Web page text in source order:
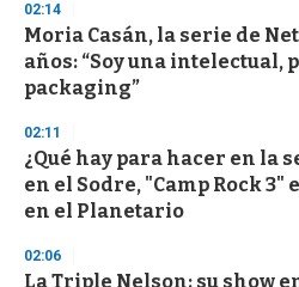
d
s
o
f
3
s
c
o
n
02:14
Moria Casán, la serie de
años: “Soy una intelectual,
packaging”
02:11
¿Qué hay para hacer en la
en el Sodre, "Camp Rock 3"
en el Planetario
02:06
La Triple Nelson: su show